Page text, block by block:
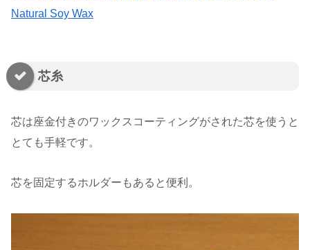
Natural Soy Wax
芯糸
芯は座金付きのワックスコーティングがされた芯を使うと
とても手軽です。
芯を固定するホルダーもあると便利。